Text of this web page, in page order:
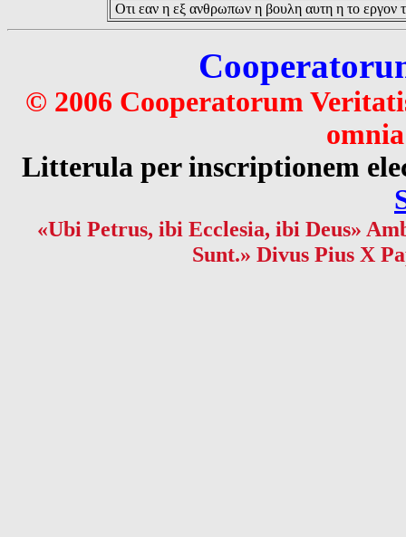
Οτι εαν η εξ ανθρωπων η βουλη αυτη η το εργον
© 2006 Cooperatorum
Litterula per inscriptionem
«Ubi Petrus, ibi Ecclesia, ibi Deus»
Sunt.» Divus Pius X